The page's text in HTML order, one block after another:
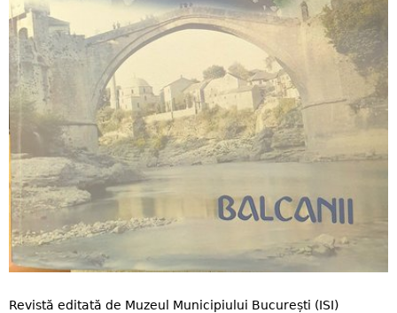
Revistă editată de Muzeul Municipiului București (ISI)